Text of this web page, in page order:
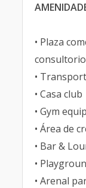
• Plaza
•
• Casa club
• Gym
• Área de
• Bar &
•
• Arenal